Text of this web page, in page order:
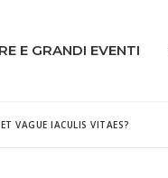
E GRANDI EVENTI
VAGUE IACULIS VITAES?